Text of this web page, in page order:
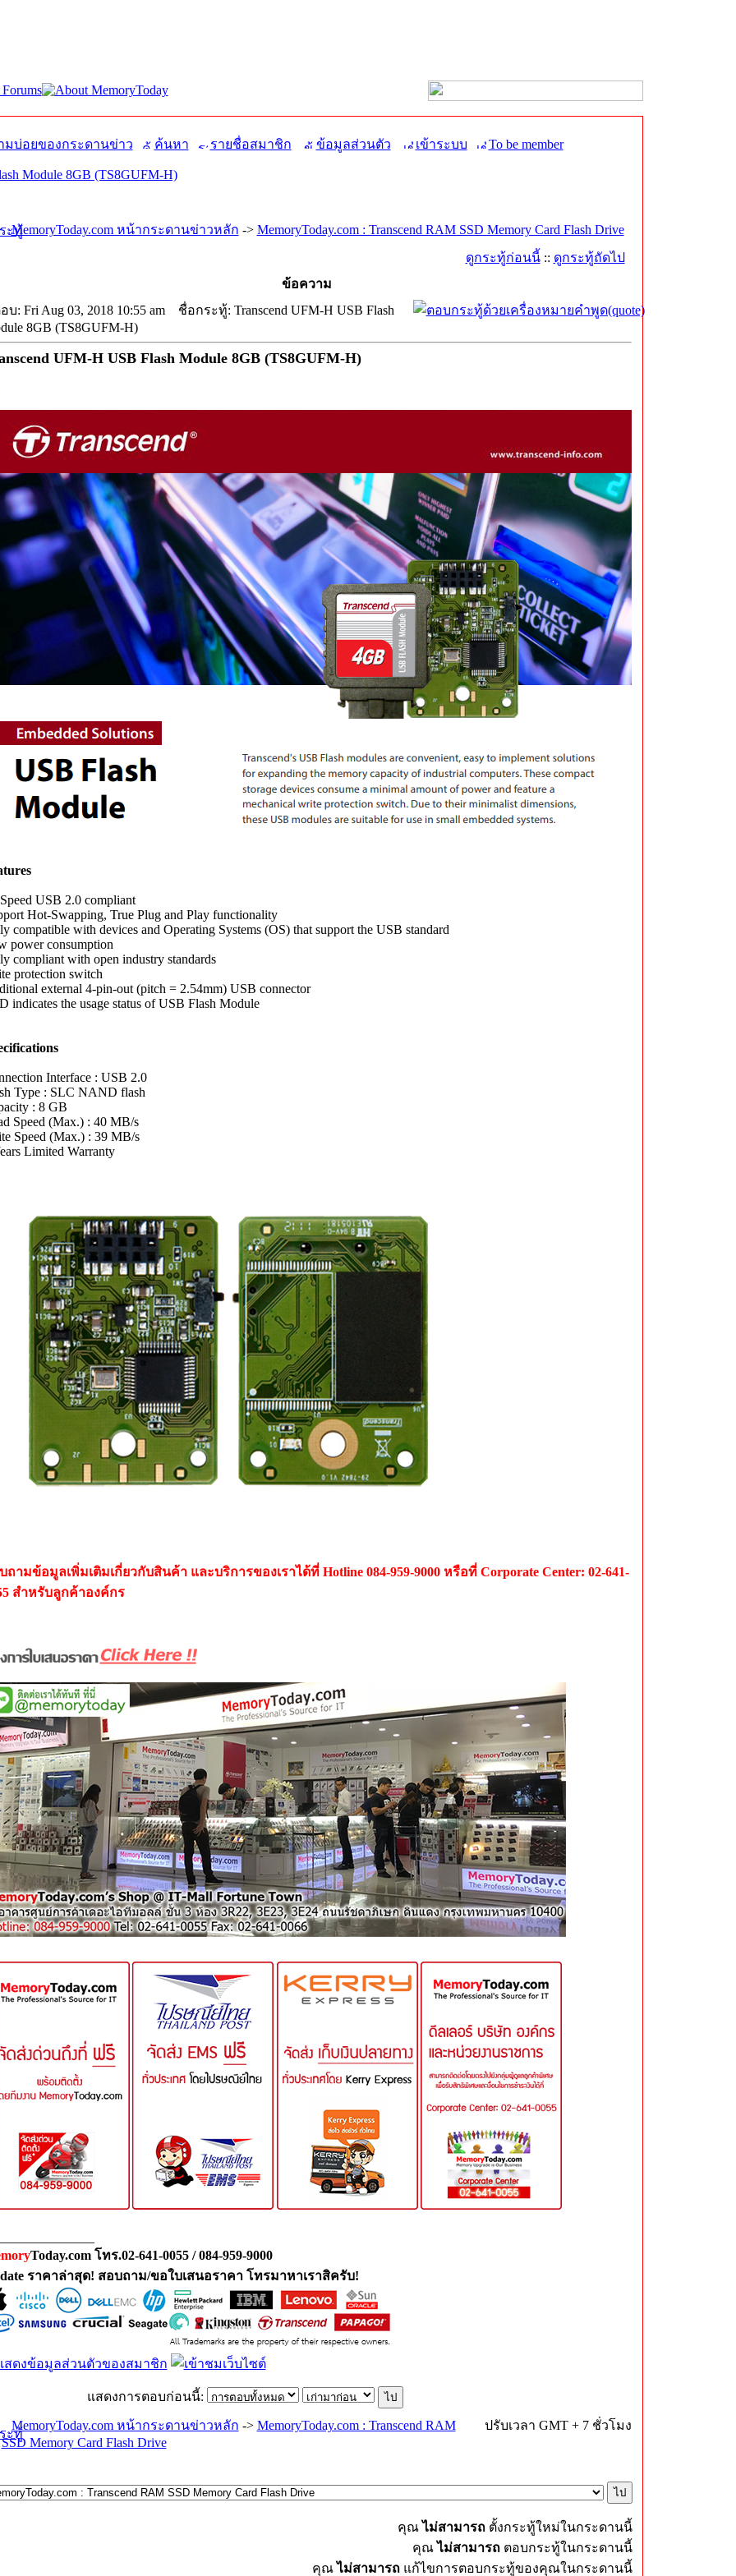
มบ่อยของกระดานข่าว ค้นหา รายชื่อสมาชิก ข้อมูลส่วนตัว เข้าระบบ To be member
Module 8GB (TS8GUFM-H)
MemoryToday.com หน้ากระดานข่าวหลัก -> MemoryToday.com : Transcend RAM SSD Memory Card Flash Drive
ดูกระทู้ก่อนนี้:: ดูกระทู้ถัดไป
ข้อความ
บ: Fri Aug 03, 2018 10:55 am
ชื่อกระทู้: Transcend UFM-H USB Flash
8GB (TS8GUFM-H)
UFM-H USB Flash Module 8GB (TS8GUFM-H)
USB 2.0 compliant
Hot-Swapping, True Plug and Play functionality
compatible with devices and Operating Systems (OS) that support the USB standard
power consumption
compliant with open industry standards
protection switch
external 4-pin-out (pitch = 2.54mm) USB connector
indicates the usage status of USB Flash Module
Interface : USB 2.0
Type : SLC NAND flash
: 8 GB
Speed (Max.) : 40 MB/s
Speed (Max.) : 39 MB/s
Limited Warranty
ถามข้อมูลเพิ่มเติมเกี่ยวกับสินค้า และบริการของเราได้ที่ Hotline 084-959-9000 หรือที่ Corporate Center: 02-641-
สำหรับลูกค้าองค์กร
Today.com โทร.02-641-0055 / 084-959-9000
ราคาล่าสุด! สอบถาม/ขอใบเสนอราคา โทรมาหาเราสิครับ!
แสดงการตอบก่อนนี้:
MemoryToday.com หน้ากระดานข่าวหลัก -> MemoryToday.com : Transcend RAM
SSD Memory Card Flash Drive
ปรับเวลา GMT + 7 ชั่วโมง
คุณไม่สามารถตั้งกระทู้ใหม่ในกระดานนี้
คุณไม่สามารถตอบกระทู้ในกระดานนี้
คุณไม่สามารถแก้ไขการตอบกระทู้ของคุณในกระดานนี้